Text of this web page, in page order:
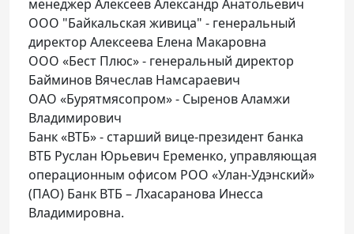
менеджер Алексеев Александр Анатольевич
ООО "Байкальская живица" - генеральный
директор Алексеева Елена Макаровна
ООО «Бест Плюс» - генеральный директор
Байминов Вячеслав Намсараевич
ОАО «Бурятмясопром» - Сыренов Аламжи
Владимирович
Банк «ВТБ» - старший вице-президент банка
ВТБ Руслан Юрьевич Еременко, управляющая
операционным офисом РОО «Улан-Удэнский»
(ПАО) Банк ВТБ – Лхасаранова Инесса
Владимировна.